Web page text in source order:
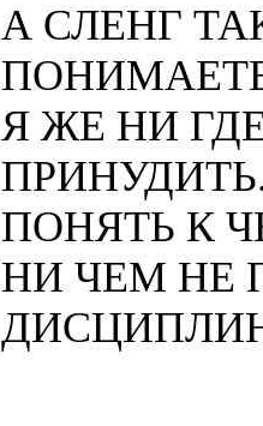
А СЛЕНГ
Я ЖЕ НИ
ПОНЯТЬ К
НИ ЧЕМ НЕ